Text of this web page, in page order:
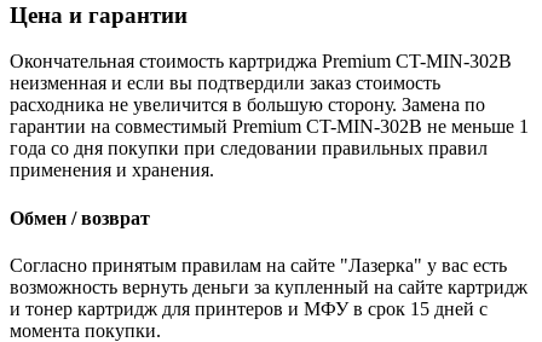
Цена и гарантии
Окончательная стоимость картриджа Premium CT-MIN-302B
неизменная и если вы подтвердили заказ стоимость
расходника не увеличится в большую сторону. Замена по
гарантии на совместимый Premium CT-MIN-302B не меньше 1
года со дня покупки при следовании правильных правил
применения и хранения.
Обмен / возврат
Согласно принятым правилам на сайте "Лазерка" у вас есть
возможность вернуть деньги за купленный на сайте картридж
и тонер картридж для принтеров и МФУ в срок 15 дней с
момента покупки.